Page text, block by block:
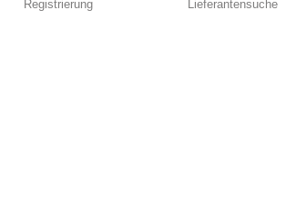
Registrierung
Lieferantensuche